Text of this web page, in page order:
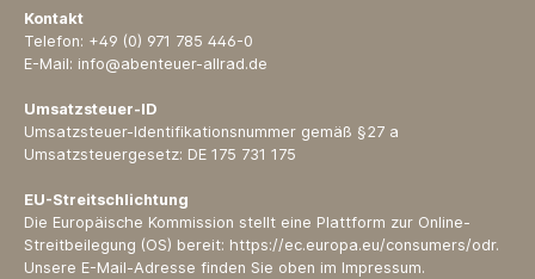
Kontakt
Telefon: +49 (0) 971 785 446-0
E-Mail: info@abenteuer-allrad.de
Umsatzsteuer-ID
Umsatzsteuer-Identifikationsnummer gemäß §27 a
Umsatzsteuergesetz: DE 175 731 175
EU-Streitschlichtung
Die Europäische Kommission stellt eine Plattform zur Online-
Streitbeilegung (OS) bereit: https://ec.europa.eu/consumers/odr.
Unsere E-Mail-Adresse finden Sie oben im Impressum.